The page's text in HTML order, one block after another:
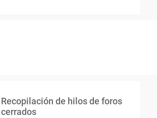
Recopilación de hilos de foros
cerrados